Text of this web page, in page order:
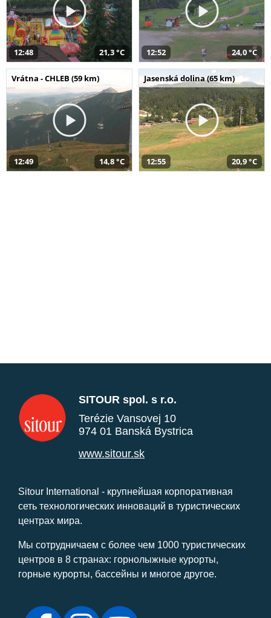
12:48 21,3 °C 12:52 24,0 °C
Vrátna - CHLEB (59 km)
12:49 14,8 °C
Jasenská dolina (65 km)
12:55 20,9 °C
SITOUR spol. s r.o.
Terézie Vansovej 10
974 01 Banská Bystrica
www.sitour.sk
Sitour International - крупнейшая корпоративная
сеть технологических инноваций в туристических
центрах мира.
Мы сотрудничаем с более чем 1000 туристических
центров в 8 странах: горнолыжные курорты,
горные курорты, бассейны и многое другое.